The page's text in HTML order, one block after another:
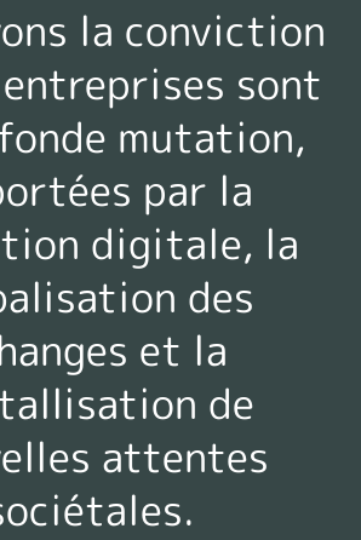
la conviction
sont
mutation,
par la
digitale, la
des
et la
de
attentes